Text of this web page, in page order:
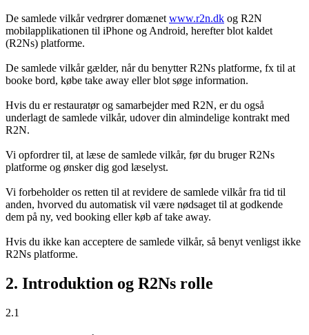
De samlede vilkår vedrører domænet www.r2n.dk og R2N
mobilapplikationen til iPhone og Android, herefter blot kaldet
(R2Ns) platforme.
De samlede vilkår gælder, når du benytter R2Ns platforme, fx til at
booke bord, købe take away eller blot søge information.
Hvis du er restauratør og samarbejder med R2N, er du også
underlagt de samlede vilkår, udover din almindelige kontrakt med
R2N.
Vi opfordrer til, at læse de samlede vilkår, før du bruger R2Ns
platforme og ønsker dig god læselyst.
Vi forbeholder os retten til at revidere de samlede vilkår fra tid til
anden, hvorved du automatisk vil være nødsaget til at godkende
dem på ny, ved booking eller køb af take away.
Hvis du ikke kan acceptere de samlede vilkår, så benyt venligst ikke
R2Ns platforme.
2. Introduktion og R2Ns rolle
2.1